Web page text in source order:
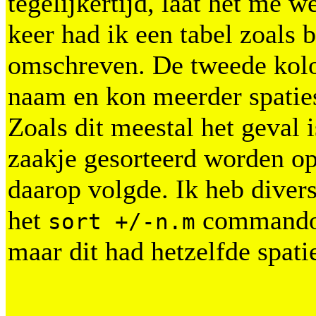
keer had ik een tabel zoals
omschreven. De tweede
naam en kon meerder
Zoals dit meestal het geval
zaakje gesorteerd worden
daarop volgde. Ik heb
het sort +/-n.m
maar dit had hetzelfde